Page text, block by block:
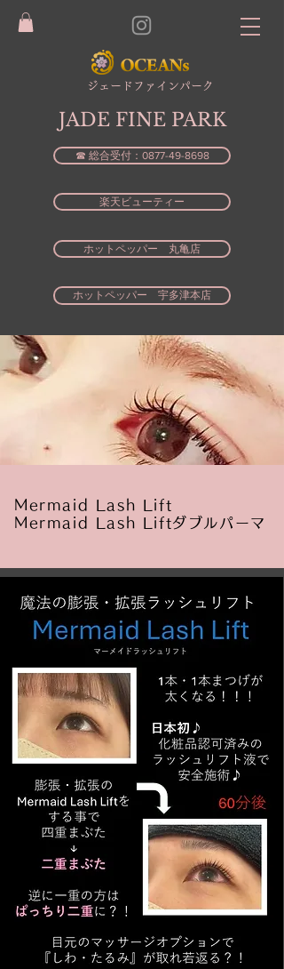
​ジェードファインパーク
JADE FINE PARK
ホットペッパー 宇多津本店
☎ 総合受付：0877-49-8698
楽天ビューティー
ホットペッパー 丸亀店
Mermaid Lash Lift
​Mermaid Lash Liftダブルパーマ